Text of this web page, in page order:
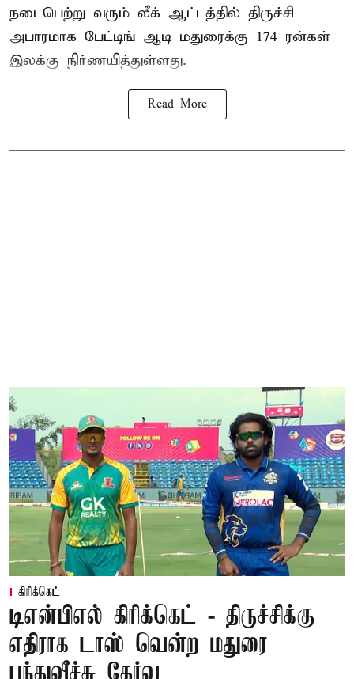
நடைபெற்று வரும் லீக் ஆட்டத்தில் திருச்சி
அபாரமாக பேட்டிங் ஆடி மதுரைக்கு 174 ரன்கள்
இலக்கு நிர்ணயித்துள்ளது.
Read More
கிரிக்கெட்
டிஎன்பிஎல் கிரிக்கெட் - திருச்சிக்கு
எதிராக டாஸ் வென்ற மதுரை